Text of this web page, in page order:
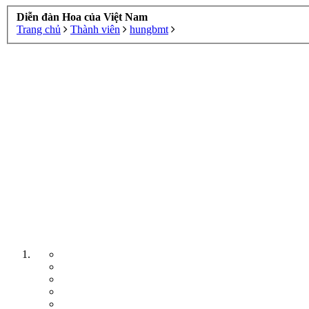
Diễn đàn Hoa của Việt Nam
Trang chủ
Thành viên hungbmt